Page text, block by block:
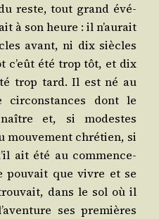
reste, tout grand évé­
à son heure : il n’aurait
avant, ni dix siècles
c’eût été trop tôt, et dix
trop tard. Il est né au
dont le
et, si modestes
mou­ve­ment chré­tien, si
ait été au com­men­ce­
pou­vait que vivre et se
dans le sol où il
ses pre­mières